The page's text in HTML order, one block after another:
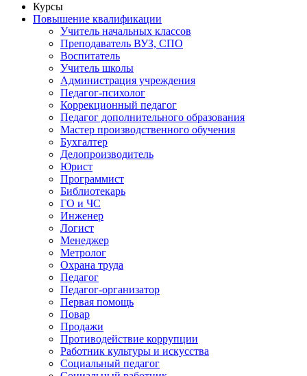
Курсы
Повышение квалификации
Учитель начальных классов
Преподаватель ВУЗ, СПО
Воспитатель
Учитель школы
Администрация учреждения
Педагог-психолог
Коррекционный педагог
Педагог дополнительного образования
Мастер производственного обучения
Бухгалтер
Делопроизводитель
Юрист
Программист
Библиотекарь
ГО и ЧС
Инженер
Логист
Менеджер
Метролог
Охрана труда
Педагог
Педагог-организатор
Первая помощь
Повар
Продажи
Противодействие коррупции
Работник культуры и искусства
Социальный педагог